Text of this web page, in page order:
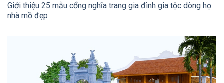
Giới thiệu 25 mẫu cổng nghĩa trang gia đình gia tộc dòng họ
nhà mồ đẹp